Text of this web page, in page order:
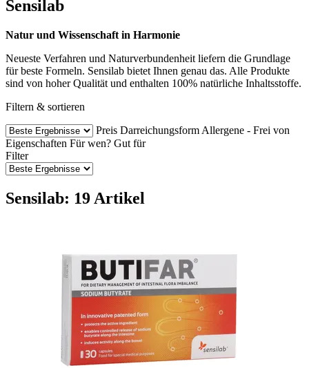
Sensilab
Natur und Wissenschaft in Harmonie
Neueste Verfahren und Naturverbundenheit liefern die Grundlage
für beste Formeln. Sensilab bietet Ihnen genau das. Alle Produkte
sind von hoher Qualität und enthalten 100% natürliche Inhaltsstoffe.
Filtern & sortieren
Preis Darreichungsform Allergene - Frei von
Eigenschaften Für wen? Gut für
Filter
Sensilab: 19 Artikel